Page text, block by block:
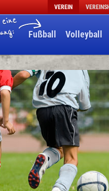
VEREIN
Fußball Volleyball